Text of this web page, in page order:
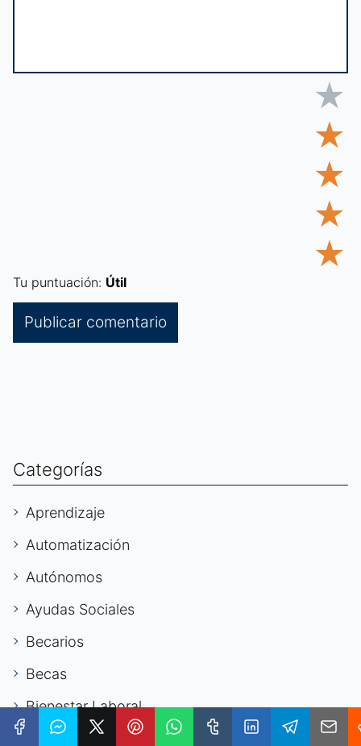
★
★
★
★
★
Tu puntuación: Útil
Categorías
Aprendizaje
Automatización
Autónomos
Ayudas Sociales
Becarios
Becas
Bienestar Laboral
Capacitación